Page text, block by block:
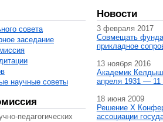
совета
заседание
научные советы
педагогических
Новости
3 февраля 2017
Совмещать
прикладное
13 ноября 2016
Академик
апреля 1931 — 11
18 июня 2009
Решение X
ассоциации